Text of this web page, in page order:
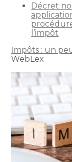
Décret
l’impôt
Impôts : un
WebLex